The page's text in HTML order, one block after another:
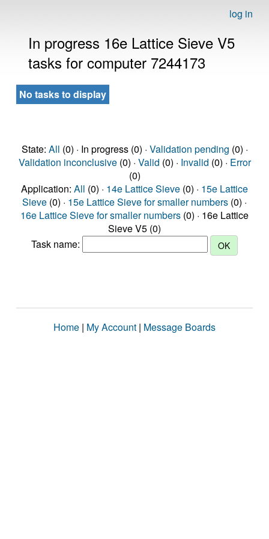
log in
In progress 16e Lattice Sieve V5
tasks for computer 7244173
No tasks to display
State: All (0) · In progress (0) · Validation pending (0) ·
Validation inconclusive(0) · Valid (0) · Invalid (0) · Error
(0)
Application: All (0) · 14e Lattice Sieve (0) · 15e Lattice
Sieve (0) · 15e Lattice Sieve for smaller numbers (0) ·
16e Lattice Sieve for smaller numbers (0) · 16e Lattice
Sieve V5 (0)
Task name:
Home | My Account | Message Boards